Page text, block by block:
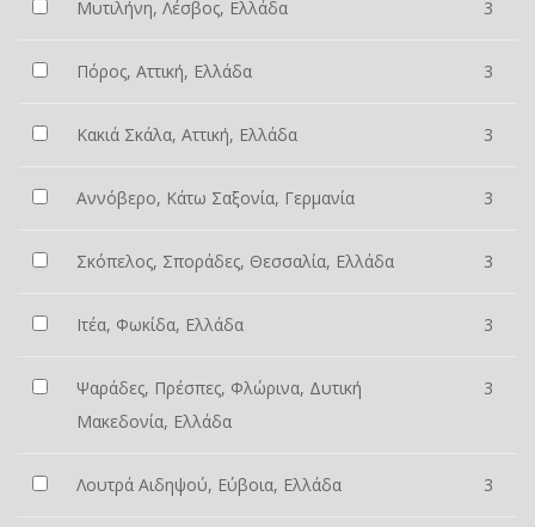
Μυτιλήνη, Λέσβος, Ελλάδα 3
Πόρος, Αττική, Ελλάδα 3
Κακιά Σκάλα, Αττική, Ελλάδα 3
Αννόβερο, Κάτω Σαξονία, Γερμανία 3
Σκόπελος, Σποράδες, Θεσσαλία, Ελλάδα 3
Ιτέα, Φωκίδα, Ελλάδα 3
Ψαράδες, Πρέσπες, Φλώρινα, Δυτική
Μακεδονία, Ελλάδα
3
Λουτρά Αιδηψού, Εύβοια, Ελλάδα 3